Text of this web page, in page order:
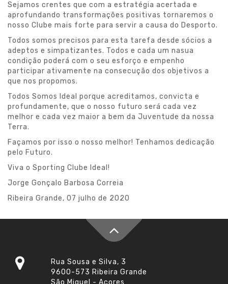
Sejamos crentes que com a estratégia acertada e
aprofundando transformações positivas tornaremos o
nosso Clube mais forte para servir a causa do Desporto.
Todos somos precisos para esta tarefa desde sócios a
adeptos e simpatizantes. Todos e cada um nasua
condição poderá com o seu esforço e empenho
participar ativamente na consecução dos objetivos a
que nos propomos.
Todos Somos Ideal porque acreditamos, convicta e
profundamente, que o nosso futuro será cada vez
melhor e cada vez maior a bem da Juventude da nossa
Terra.
Façamos por isso o nosso melhor! Tenhamos dedicação
pelo Futuro.
Viva o Sporting Clube Ideal!
Jorge Gonçalo Barbosa Correia
Ribeira Grande, 07 julho de 2020
Rua Sousa e Silva, 3
9600-573 Ribeira Grande